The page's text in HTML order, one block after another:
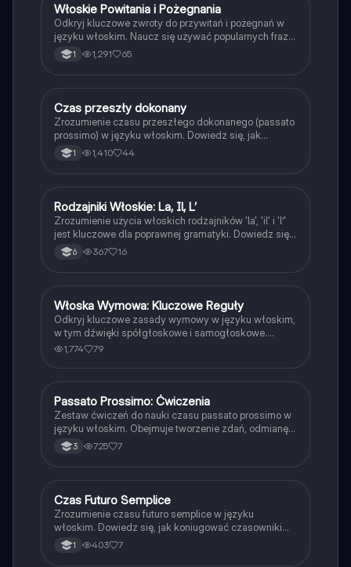
Język włoski
Włoskie Powitania i Pożegnania
Odkryj kluczowe zwroty do przywitań i pożegnań w
języku włoskim. Naucz się używać popularnych fraz,
takich jak 'buongiorno', 'arrivederci' oraz ich
formalnych odpowiedników. Idealne dla
1 1,291 65
Język włoski
Czas przeszły dokonany
Zrozumienie czasu przeszłego dokonanego (passato
prossimo) w języku włoskim. Dowiedz się, jak
używać czasowników 'essere' i 'avere', oraz poznaj
zasady tworzenia participio passato. Obejmuje
gramatyki włoskiej.
1 1,410 44
Język włoski
Rodzajniki Włoskie: La, Il, L’
Zrozumienie użycia włoskich rodzajników 'la', 'il' i 'l’'
jest kluczowe dla poprawnej gramatyki. Dowiedz się,
jak stosować te artykuły w kontekście rzeczowników,
ich rodzaju oraz wyjątków. Idealne dla uczniów
6 367 16
Język włoski
Włoska Wymowa: Kluczowe Reguły
Odkryj kluczowe zasady wymowy w języku włoskim,
w tym dźwięki spółgłoskowe i samogłoskowe.
Zrozum, jak poprawnie wymawiać słowa takie jak
1,774 79
Język włoski
Passato Prossimo: Ćwiczenia
Zestaw ćwiczeń do nauki czasu passato prossimo w
języku włoskim. Obejmuje tworzenie zdań, odmianę
czasowników oraz praktyczne przykłady. Idealne dla
uczniów pragnących doskonalić swoje umiejętności
3 725 7
Język włoski
Czas Futuro Semplice
Zrozumienie czasu futuro semplice w języku
włoskim. Dowiedz się, jak koniugować czasowniki
regularne i nieregularne, oraz zastosowanie formy
'will'. Idealne dla uczniów przygotowujących się do
1 403 7